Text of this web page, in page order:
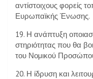
αντίστοιχους φορείς
Ευρωπαϊκής Ένωσης.
19. Η ανάπτυξη
στηριότητας που θα
του Νοµικού
20. Η ίδρυση και